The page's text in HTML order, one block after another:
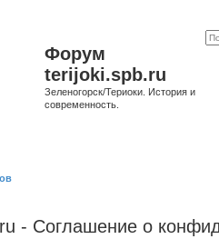
Форум
terijoki.spb.ru
Зеленогорск/Териоки. История и
современность.
- Соглашение о